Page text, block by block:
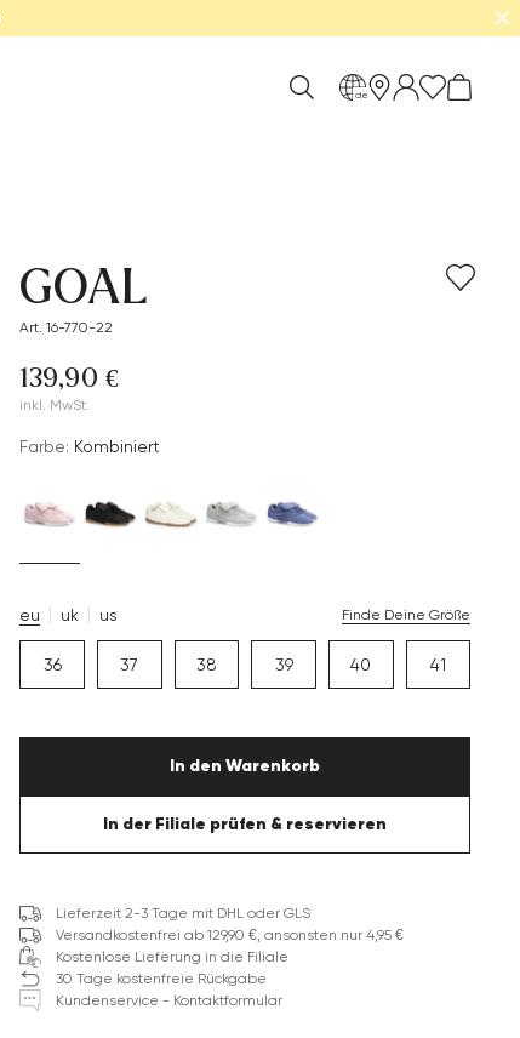
✕
de
GOAL
Art. 16-770-22
139,90 €
inkl. MwSt.
Farbe: Kombiniert
eu uk us Finde Deine Größe
36 37 38 39 40 41
In den Warenkorb
In der Filiale prüfen & reservieren
Lieferzeit 2-3 Tage mit DHL oder GLS
Versandkostenfrei ab 129,90 €, ansonsten nur 4,95 €
Kostenlose Lieferung in die Filiale
30 Tage kostenfreie Rückgabe
Kundenservice - Kontaktformular